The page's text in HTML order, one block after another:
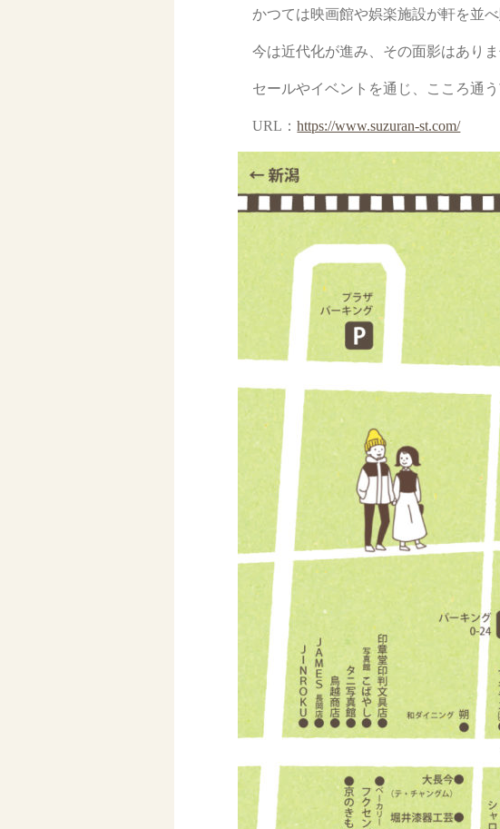
かつては映画館や娯楽施設が軒を並
今は近代化が進み、その面影はあり
セールやイベントを通じ、こころ通
URL：https://www.suzuran-st.com/